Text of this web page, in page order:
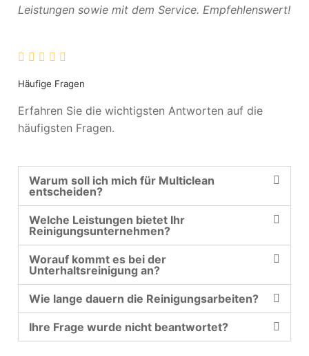
Leistungen sowie mit dem Service. Empfehlenswert!
Häufige Fragen
Erfahren Sie die wichtigsten Antworten auf die
häufigsten Fragen.
Warum soll ich mich für Multiclean
entscheiden?
Welche Leistungen bietet Ihr
Reinigungsunternehmen?
Worauf kommt es bei der
Unterhaltsreinigung an?
Wie lange dauern die Reinigungsarbeiten?
Ihre Frage wurde nicht beantwortet?